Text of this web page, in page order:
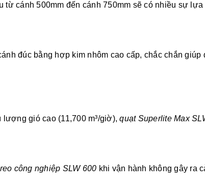
cánh 500mm đến cánh 750mm sẽ có nhiều sự lựa
đúc bằng hợp kim nhôm cao cấp, chắc chắn
gió cao (11,700 m³/giờ),quạt Superlite Max
công nghiệp SLW 600 khi vận hành không gây ra